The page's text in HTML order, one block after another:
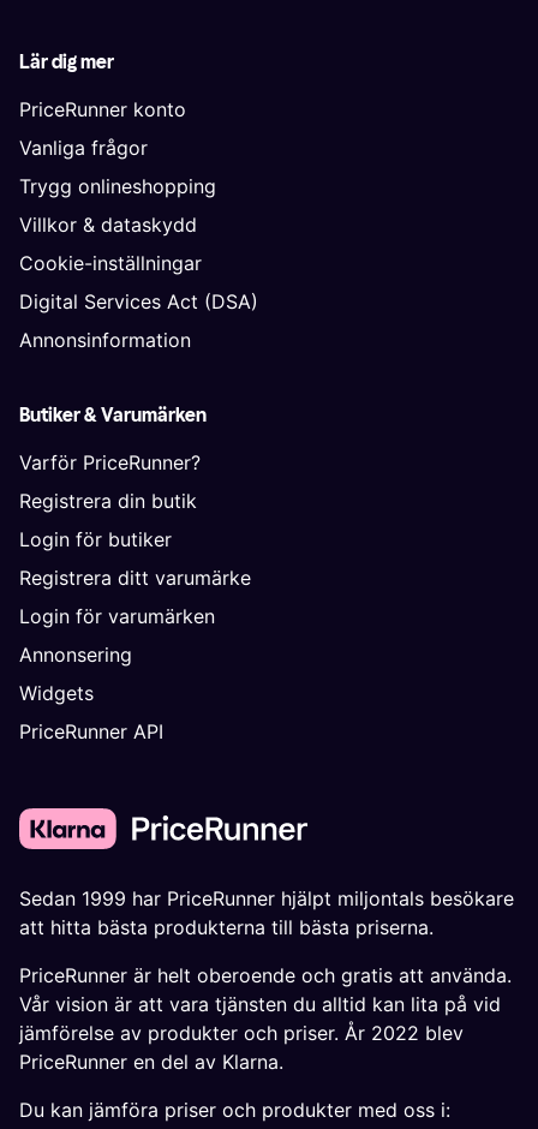
Lär dig mer
PriceRunner konto
Vanliga frågor
Trygg onlineshopping
Villkor & dataskydd
Cookie-inställningar
Digital Services Act (DSA)
Annonsinformation
Butiker & Varumärken
Varför PriceRunner?
Registrera din butik
Login för butiker
Registrera ditt varumärke
Login för varumärken
Annonsering
Widgets
PriceRunner API
Sedan 1999 har PriceRunner hjälpt miljontals besökare
att hitta bästa produkterna till bästa priserna.
PriceRunner är helt oberoende och gratis att använda.
Vår vision är att vara tjänsten du alltid kan lita på vid
jämförelse av produkter och priser. År 2022 blev
PriceRunner en del av Klarna.
Du kan jämföra priser och produkter med oss i: